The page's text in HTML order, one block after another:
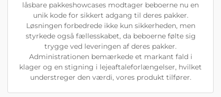
låsbare pakkeshowcases modtager beboerne nu en
unik kode for sikkert adgang til deres pakker.
Løsningen forbedrede ikke kun sikkerheden, men
styrkede også fællesskabet, da beboerne følte sig
trygge ved leveringen af deres pakker.
Administrationen bemærkede et markant fald i
klager og en stigning i lejeaftaleforlængelser, hvilket
understreger den værdi, vores produkt tilfører.